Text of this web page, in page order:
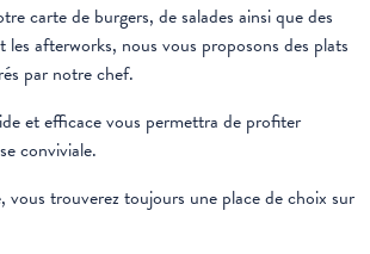
carte de burgers, de salades ainsi que des
les afterworks, nous vous proposons des plats
par notre chef.
et efficace vous permettra de profiter
conviviale.
vous trouverez toujours une place de choix sur